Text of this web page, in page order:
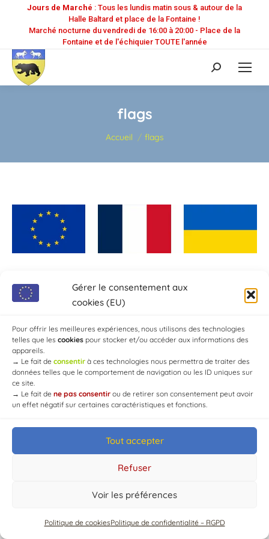
Gérer le consentement aux
cookies (EU)
Pour offrir les meilleures expériences, nous utilisons des technologies
telles que les cookies pour stocker et/ou accéder aux informations des
appareils.
→ Le fait de consentir à ces technologies nous permettra de traiter des
données telles que le comportement de navigation ou les ID uniques sur
ce site.
→ Le fait de ne pas consentir ou de retirer son consentement peut avoir
un effet négatif sur certaines caractéristiques et fonctions.
Tout accepter
Refuser
Voir les préférences
Politique de cookiesPolitique de confidentialité – RGPD
Jours de Marché : Tous les lundis matin sous & autour de la
Halle Baltard et place de la Fontaine !
Marché nocturne du vendredi de 16:00 à 20:00 - Place de la
Fontaine et de l'échiquier TOUTE l'année
Recherche
:
flags
Vous êtes ici :
Accueil flags
© Mairie de Chaource [2004-2024] | Tous droits réservés.
Developed byWEB3-DESIGN